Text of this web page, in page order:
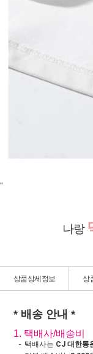
"
나랑
상품상세정보 상
* 배송 안내 *
1. 택배사/배송비
- 택배사는 CJ 대한통